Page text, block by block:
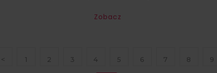
Zobacz
< 1 2 3 4 5 6 7 8 9